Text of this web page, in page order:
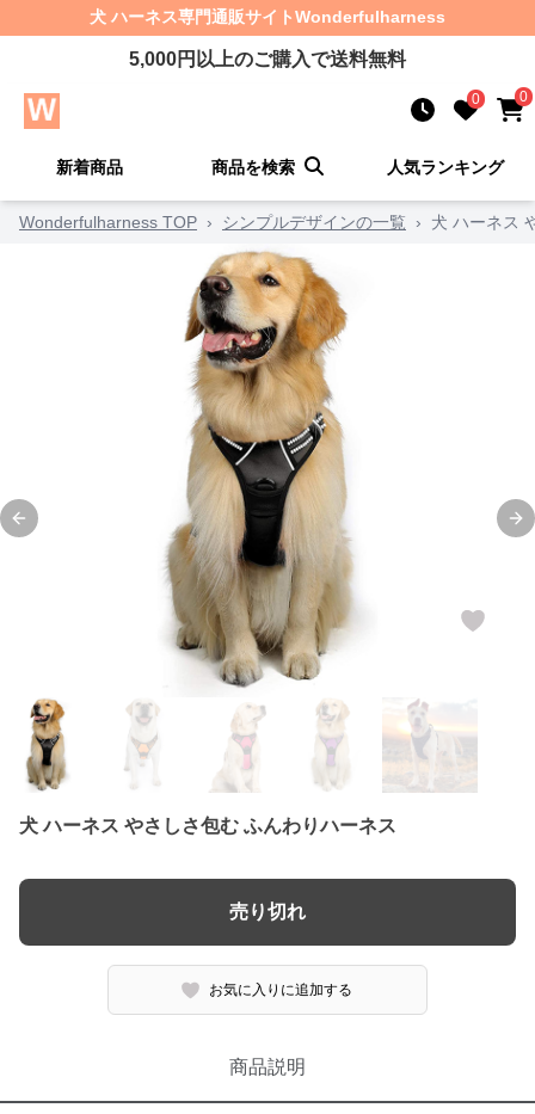
犬 ハーネス専門通販サイトWonderfulharness
5,000円以上のご購入で送料無料
0 0
新着商品 商品を検索 人気ランキング
Wonderfulharness TOP › シンプルデザインの一覧 › 犬 ハーネス
Previous slide
犬 ハーネス やさしさ包む ふんわりハーネス
売り切れ
お気に入りに追加する
商品説明